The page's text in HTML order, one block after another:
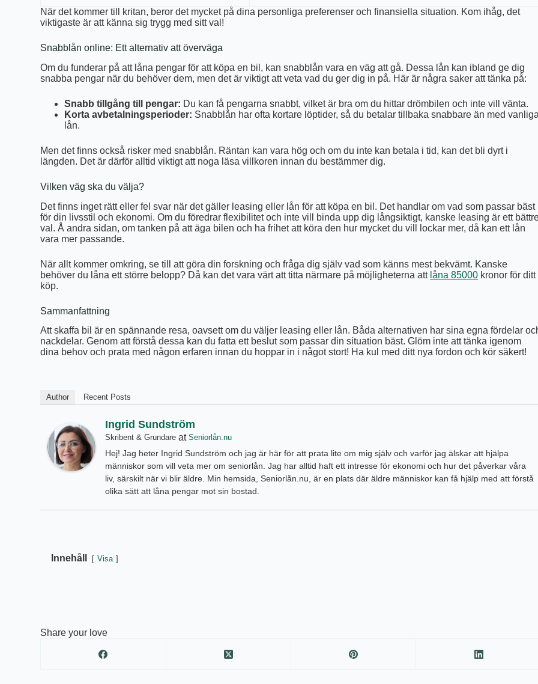
När det kommer till kritan, beror det mycket på dina personliga preferenser och finansiella situation. Kom ihåg, det
viktigaste är att känna sig trygg med sitt val!
Snabblån online: Ett alternativ att överväga
Om du funderar på att låna pengar för att köpa en bil, kan snabblån vara en väg att gå. Dessa lån kan ibland ge dig
snabba pengar när du behöver dem, men det är viktigt att veta vad du ger dig in på. Här är några saker att tänka på:
Snabb tillgång till pengar: Du kan få pengarna snabbt, vilket är bra om du hittar drömbilen och inte vill vänta.
Korta avbetalningsperioder: Snabblån har ofta kortare löptider, så du betalar tillbaka snabbare än med
lån.
Men det finns också risker med snabblån. Räntan kan vara hög och om du inte kan betala i tid, kan det bli dyrt i
längden. Det är därför alltid viktigt att noga läsa villkoren innan du bestämmer dig.
Vilken väg ska du välja?
Det finns inget rätt eller fel svar när det gäller leasing eller lån för att köpa en bil. Det handlar om vad som passar bäst
för din livsstil och ekonomi. Om du föredrar flexibilitet och inte vill binda upp dig långsiktigt, kanske leasing är ett
val. Å andra sidan, om tanken på att äga bilen och ha frihet att köra den hur mycket du vill lockar mer, då kan ett lån
vara mer passande.
När allt kommer omkring, se till att göra din forskning och fråga dig själv vad som känns mest bekvämt. Kanske
behöver du låna ett större belopp? Då kan det vara värt att titta närmare på möjligheterna att låna 85000 kronor för ditt
köp.
Sammanfattning
Att skaffa bil är en spännande resa, oavsett om du väljer leasing eller lån. Båda alternativen har sina egna fördelar
nackdelar. Genom att förstå dessa kan du fatta ett beslut som passar din situation bäst. Glöm inte att tänka igenom
dina behov och prata med någon erfaren innan du hoppar in i något stort! Ha kul med ditt nya fordon och kör säkert!
Author Recent Posts
Ingrid Sundström
Skribent & Grundare atSeniorlån.nu
Hej! Jag heter Ingrid Sundström och jag är här för att prata lite om mig själv och varför jag älskar att hjälpa
människor som vill veta mer om seniorlån. Jag har alltid haft ett intresse för ekonomi och hur det påverkar våra
liv, särskilt när vi blir äldre. Min hemsida, Seniorlån.nu, är en plats där äldre människor kan få hjälp med att förstå
olika sätt att låna pengar mot sin bostad.
Innehåll Visa
Share your love